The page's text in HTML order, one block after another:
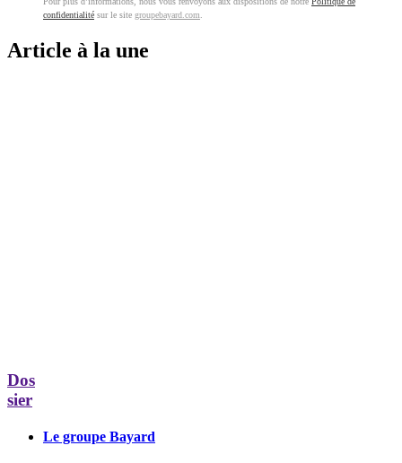
confidentialité sur le site groupebayard.com
Article à la une
Dos
sier
Le groupe Bayard